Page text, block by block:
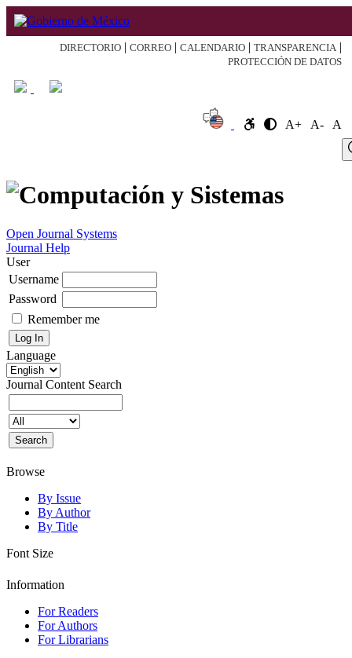
DIRECTORIO | CORREO | CALENDARIO | TRANSPARENCIA |
PROTECCIÓN DE DATOS
A+ A-
A
Open Journal Systems
Journal Help
User
Username
Password
Remember me
Language
Journal Content Search
Browse
By Issue
By Author
By Title
Font Size
Information
For Readers
For Authors
For Librarians